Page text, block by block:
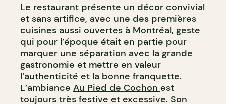
Le restaurant présente un décor convivial
et sans artifice, avec une des premières
cuisines aussi ouvertes à Montréal, geste
qui pour l’époque était en partie pour
marquer une séparation avec la grande
gastronomie et mettre en valeur
l’authenticité et la bonne franquette.
L’ambiance Au Pied de Cochon est
toujours très festive et excessive. Son